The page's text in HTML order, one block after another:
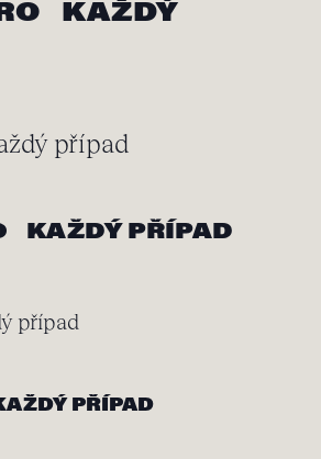
KAŽDÝ
případ
KAŽDÝ PŘÍPAD
případ
PŘÍPAD